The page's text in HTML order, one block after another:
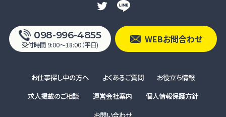
裁判所、検察庁、警察またはこれらに準じた権限を有する機関から、個
ユーザー本人から明示的に第三者への開示または提供を求められた
場合F. 法令により開示または提供が許容されている場合
統計処理されたデータの利用
当社は、提供を受けた個人情報をもとに、個人を特定できないよう加
データについては、当社は何ら制限なく利用することができるものとし
098-996-4855
受付時間 9:00〜18:00（平日)
WEBお問合わせ
お仕事探し中の方へ よくあるご質問
お役立ち情報
求人掲載のご相談
運営会社案内
個人情報保護方針
お問い合わせ